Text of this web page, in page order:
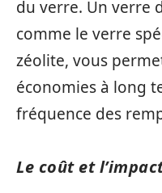
du verre. Un verre
comme le verre
zéolite, vous
économies à long
fréquence des
Le coût et